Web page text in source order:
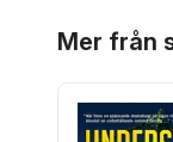
Mer från